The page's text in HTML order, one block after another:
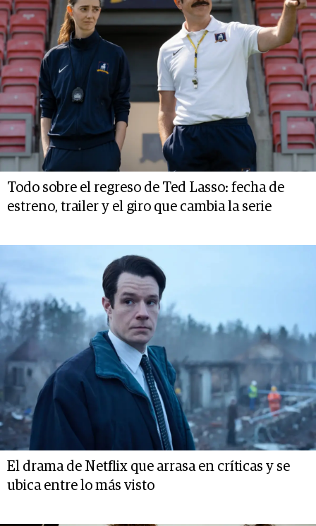
Todo sobre el regreso de Ted Lasso: fecha de
estreno, trailer y el giro que cambia la serie
El drama de Netflix que arrasa en críticas y se
ubica entre lo más visto